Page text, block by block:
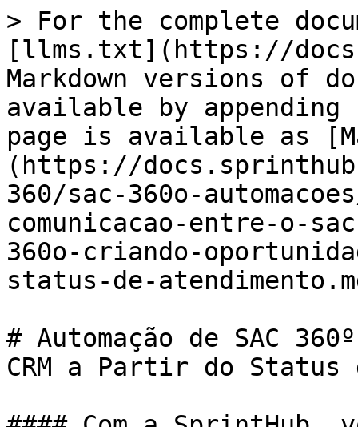
> For the complete
[llms.txt](https://
Markdown versions of
available by
page is available as
(https://
360/sac-360o-
comunicacao-entre-o-
360o-criando-
status-de-
# Automação de SAC
CRM a Partir do Status